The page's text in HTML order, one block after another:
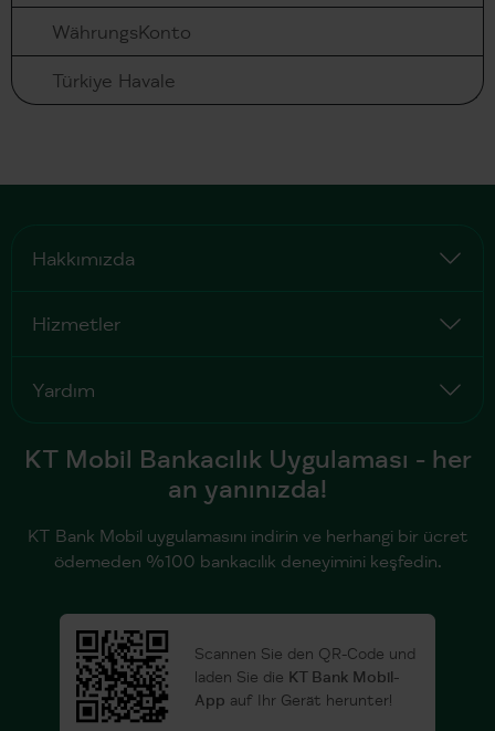
WährungsKonto
Türkiye Havale
KT Mobil Bankacılık Uygulaması - her
an yanınızda!
KT Bank Mobil uygulamasını indirin ve herhangi bir ücret
ödemeden %100 bankacılık deneyimini keşfedin.
Scannen Sie den QR-Code und
laden Sie die
KT Bank Mobil-
App auf Ihr Gerät herunter!
Hakkımızda
Hizmetler
Yardım